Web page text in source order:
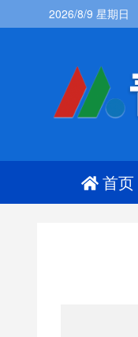
2026/8/9 星期日
首页